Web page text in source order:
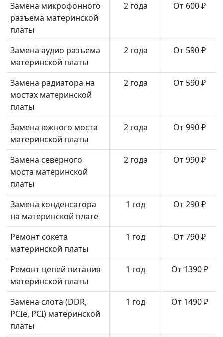
Замена микрофонного
разъема материнской
платы
2 года От 600 ₽
Замена аудио разъема
материнской платы
2 года От 590 ₽
Замена радиатора на
мостах материнской
платы
2 года От 590 ₽
Замена южного моста
материнской платы
2 года От 990 ₽
Замена северного
моста материнской
платы
2 года От 990 ₽
Замена конденсатора
на материнской плате
1 год От 290 ₽
Ремонт сокета
материнской платы
1 год От 790 ₽
Ремонт цепей питания
материнской платы
1 год От 1390 ₽
Замена слота (DDR,
PCIe, PCI) материнской
платы
1 год От 1490 ₽